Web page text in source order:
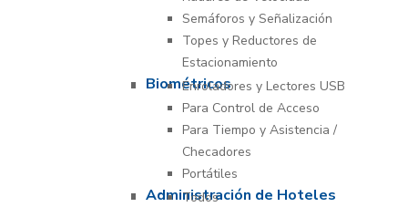
Semáforos y Señalización
Topes y Reductores de
Estacionamiento
Biométricos
Enroladores y Lectores USB
Para Control de Acceso
Para Tiempo y Asistencia /
Checadores
Portátiles
Administración de Hoteles
Todos